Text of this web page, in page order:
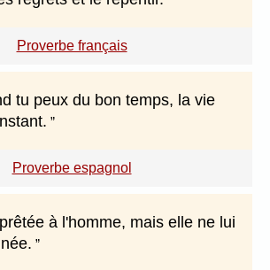
Proverbe français
tu peux du bon temps, la vie
Proverbe espagnol
à l'homme, mais elle ne lui